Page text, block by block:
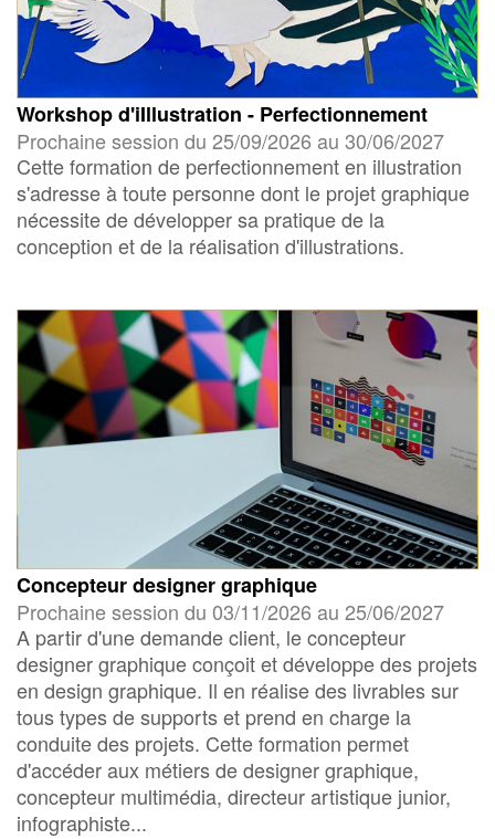
Workshop d'iIllustration - Perfectionnement
Prochaine session du 25/09/2026 au 30/06/2027
Cette formation de perfectionnement en illustration
s'adresse à toute personne dont le projet graphique
nécessite de développer sa pratique de la
conception et de la réalisation d'illustrations.
Concepteur designer graphique
Prochaine session du 03/11/2026 au 25/06/2027
A partir d'une demande client, le concepteur
designer graphique conçoit et développe des projets
en design graphique. Il en réalise des livrables sur
tous types de supports et prend en charge la
conduite des projets. Cette formation permet
d'accéder aux métiers de designer graphique,
concepteur multimédia, directeur artistique junior,
infographiste...